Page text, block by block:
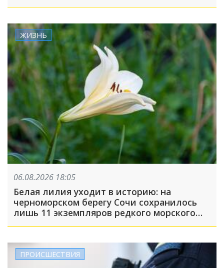
ЖИЗНЬ
06.08.2026 18:05
Белая лилия уходит в историю: на
черноморском берегу Сочи сохранилось
лишь 11 экземпляров редкого морского
ПРОИСШЕСТВИЯ